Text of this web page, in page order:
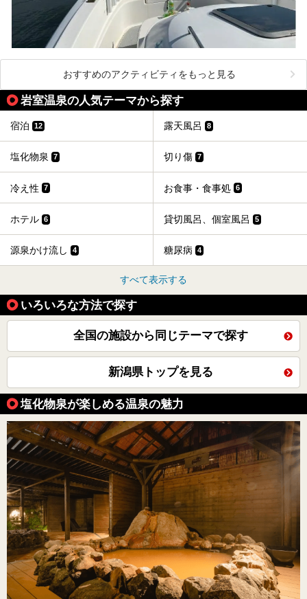
おすすめのアクティビティをもっと見る
岩室温泉の人気テーマから探す
宿泊 12 露天風呂 8
塩化物泉 7 切り傷 7
冷え性 7 お食事・食事処 6
ホテル 6 貸切風呂、個室風呂 5
源泉かけ流し 4 糖尿病 4
すべて表示する
いろいろな方法で探す
全国の施設から同じテーマで探す
新潟県トップを見る
塩化物泉が楽しめる温泉の魅力